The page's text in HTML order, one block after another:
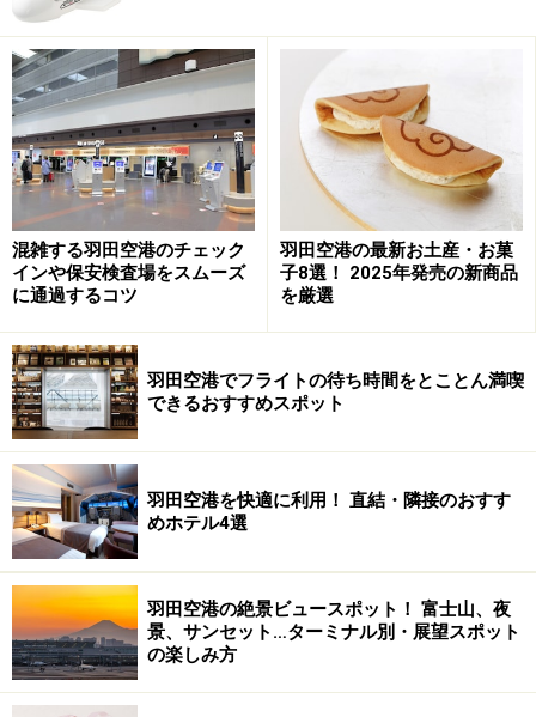
トーマスに会いにでかけよう
トーマスランド～お役立ちリンク集
■ トーマスランド（公式）トーマスランドの乗り物ガイ
ドや、富士急行のトーマス列車の時刻表なども掲載
■富士急ハイランド（公式）
トーマスランドがある富士
急ハイランドのページ。アクセスや料金、営業時刻な
ど。メルマガ購読で割引券の発行も
■ホテルハイランドリゾート（公式）富士急ハイランド
に隣接のホテル。トーマスルームや記事で紹介している
レストラン”アンジェロミオ！！”などの情報収集に
■富士急ハイランド完全攻略法
ポット（ガイド落合さん）の記事。実は絶叫マシーンや
お化け屋敷が有名な富士急ハイランド。その魅力と楽し
むポイントを紹介
■オールアバウト～テーマパーク･遊園地毎年夏はお化け
屋敷特集の記事を書かれる佐藤さん。富士急ハイランド
は常連です・・・。
混雑する羽田空港のチェック
インや保安検査場をスムーズ
に通過するコツ
羽田空港の最新お土産・お菓
子8選！ 2025年発売の新商品
を厳選
羽田空港でフライトの待ち時間をとことん満喫
できるおすすめスポット
羽田空港を快適に利用！ 直結・隣接のおすす
めホテル4選
羽田空港の絶景ビュースポット！ 富士山、夜
景、サンセット…ターミナル別・展望スポット
の楽しみ方